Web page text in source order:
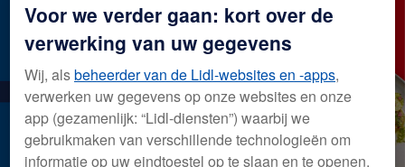
Voor we verder gaan: kort over de
verwerking van uw gegevens
Wij, alsbeheerder van de Lidl-websites en -apps,
verwerken uw gegevens op onze websites en onze
app (gezamenlijk: “Lidl-diensten”) waarbij we
gebruikmaken van verschillende technologieën om
informatie op uw eindtoestel op te slaan en te openen.